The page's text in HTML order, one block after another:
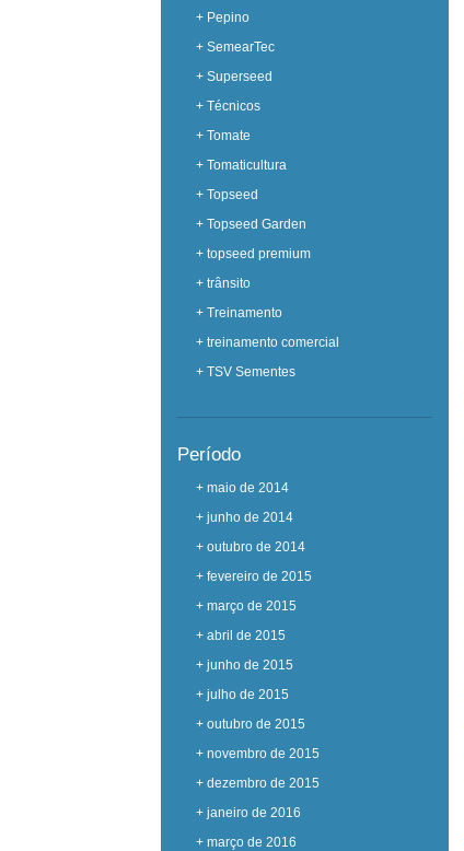
+ Pepino
+ SemearTec
+ Superseed
+ Técnicos
+ Tomate
+ Tomaticultura
+ Topseed
+ Topseed Garden
+ topseed premium
+ trânsito
+ Treinamento
+ treinamento comercial
+ TSV Sementes
Período
+ maio de 2014
+ junho de 2014
+ outubro de 2014
+ fevereiro de 2015
+ março de 2015
+ abril de 2015
+ junho de 2015
+ julho de 2015
+ outubro de 2015
+ novembro de 2015
+ dezembro de 2015
+ janeiro de 2016
+ março de 2016